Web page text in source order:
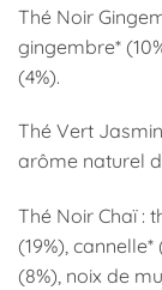
Thé Noir
gingembre*
(4%).
Thé Vert
arôme naturel
Thé Noir Chaï :
(19%),
(8%), noix de